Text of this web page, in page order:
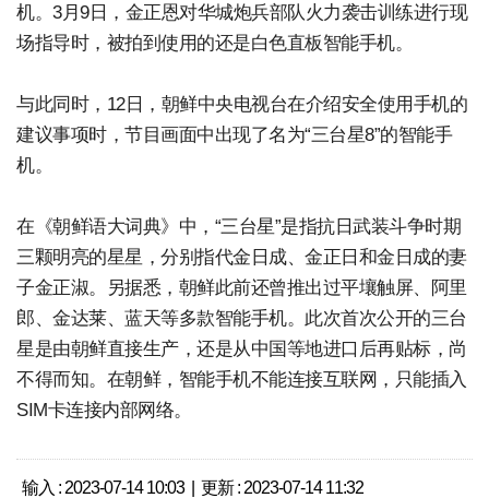
机。3月9日，金正恩对华城炮兵部队火力袭击训练进行现
场指导时，被拍到使用的还是白色直板智能手机。
与此同时，12日，朝鲜中央电视台在介绍安全使用手机的
建议事项时，节目画面中出现了名为“三台星8”的智能手
机。
在《朝鲜语大词典》中，“三台星”是指抗日武装斗争时期
三颗明亮的星星，分别指代金日成、金正日和金日成的妻
子金正淑。另据悉，朝鲜此前还曾推出过平壤触屏、阿里
郎、金达莱、蓝天等多款智能手机。此次首次公开的三台
星是由朝鲜直接生产，还是从中国等地进口后再贴标，尚
不得而知。在朝鲜，智能手机不能连接互联网，只能插入
SIM卡连接内部网络。
输入 : 2023-07-14 10:03 | 更新 : 2023-07-14 11:32